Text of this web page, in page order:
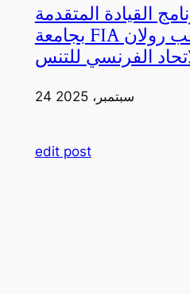
القيادة المتقدمة
بجامعة FIA يزورون ملعب رولان
الفرنسي للتنس
24 سبتمبر، 2025
edit post